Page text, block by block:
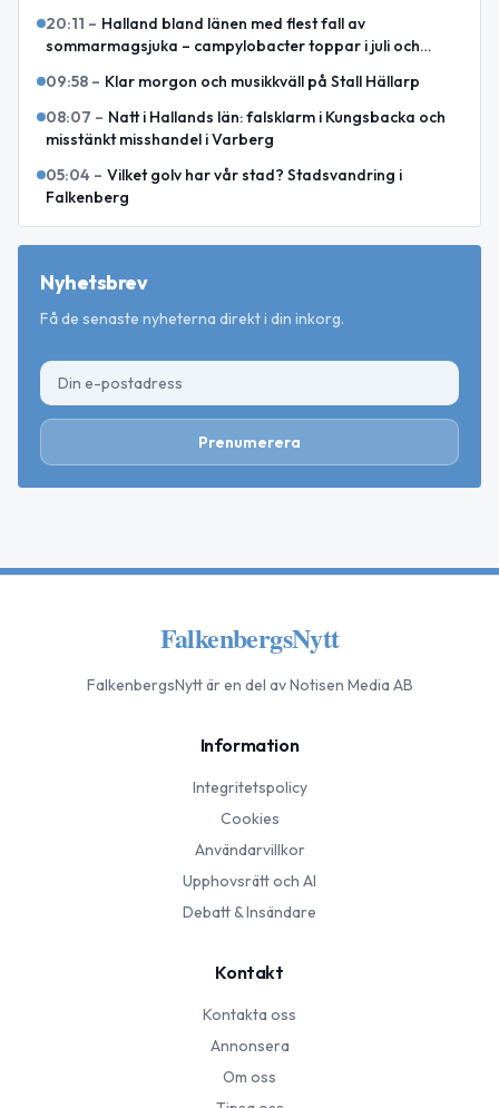
20:11 – Halland bland länen med flest fall av
sommarmagsjuka – campylobacter toppar i juli och
09:58 – Klar morgon och musikkväll på Stall Hällarp
08:07 – Natt i Hallands län: falsklarm i Kungsbacka och
misstänkt misshandel i Varberg
05:04 – Vilket golv har vår stad? Stadsvandring i
Falkenberg
Nyhetsbrev
Få de senaste nyheterna direkt i din inkorg.
Prenumerera
FalkenbergsNytt
FalkenbergsNyttär en del av Notisen Media AB
Information
Integritetspolicy
Cookies
Användarvillkor
Upphovsrätt och AI
Debatt & Insändare
Kontakt
Kontakta oss
Annonsera
Om oss